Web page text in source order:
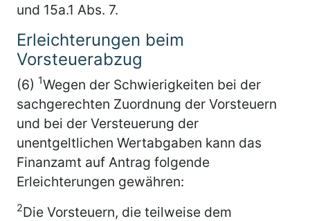
und 15a.1 Abs. 7.
Erleichterungen beim
Vorsteuerabzug
(6) 1Wegen der Schwierigkeiten bei der
sachgerechten Zuordnung der Vorsteuern
und bei der Versteuerung der
unentgeltlichen Wertabgaben kann das
Finanzamt auf Antrag folgende
Erleichterungen gewähren:
2Die Vorsteuern, die teilweise dem